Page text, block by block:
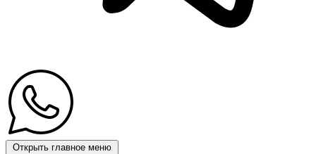
Открыть главное меню